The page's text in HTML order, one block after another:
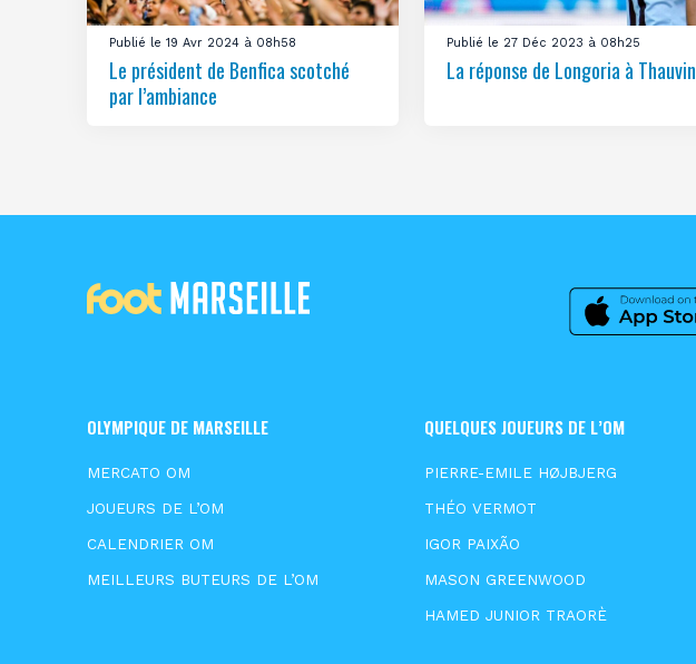
Publié le 19 Avr 2024 à 08h58
Le président de Benfica scotché
par l’ambiance
Publié le 27 Déc 2023 à 08h25
La réponse de Longoria à Thauvin
OLYMPIQUE DE MARSEILLE
MERCATO OM
JOUEURS DE L’OM
CALENDRIER OM
MEILLEURS BUTEURS DE L’OM
QUELQUES JOUEURS DE L’OM
PIERRE-EMILE HØJBJERG
THÉO VERMOT
IGOR PAIXÃO
MASON GREENWOOD
HAMED JUNIOR TRAORÈ